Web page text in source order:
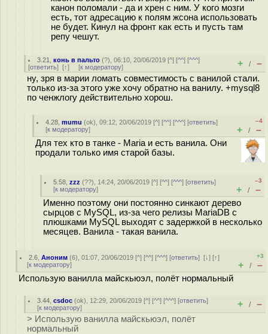
канон поломали - да и хрен с ним. У кого мозги
есть, тот адресацию к полям жсона использовать
не будет. Кинул на фронт как есть и пусть там
репу чешут.
3.21 ,конь в пальто (?), 06:10, 20/06/2019 [^] [^^] [^^^]
[ответить] [↑] [к модератору] + / –
ну, зря в марии ломать совместимость с ванилой стали.
только из-за этого уже хочу обратно на ванилу. +mysql8
по ченжлогу действительно хорош.
4.28 ,mumu (ok), 09:12, 20/06/2019 [^] [^^] [^^^] [ответить]
[к модератору]
–4
+ / –
Для тех кто в танке - Maria и есть ванила. Они
продали только имя старой базы.
5.58 ,zzz (??), 14:24, 20/06/2019 [^] [^^] [^^^] [ответить]
[к модератору]
–3
+ / –
Именно поэтому они постоянно синкают дерево
сырцов с MySQL, из-за чего релизы MariaDB с
плюшками MySQL выходят с задержкой в несколько
месяцев. Ванила - такая ванила.
2.6 ,Аноним (6), 01:07, 20/06/2019 [^] [^^] [^^^] [ответить][↓] [↑]
[к модератору]
+3
+ / –
Использую ванилла майскьюэл, полёт нормальный
3.44 ,csdoc (ok), 12:29, 20/06/2019 [^] [^^] [^^^] [ответить]
[к модератору] + / –
> Использую ванилла майскьюэл, полёт
нормальный